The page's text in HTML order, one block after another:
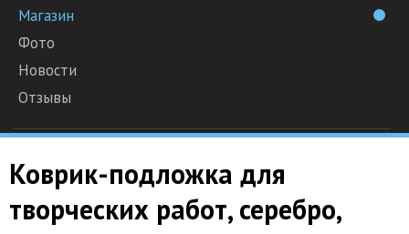
Магазин
Фото
Новости
Отзывы
Коврик-подложка для
творческих работ, серебро,